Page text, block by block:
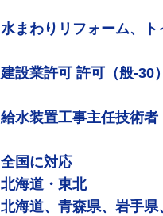
水まわりリフォーム、
建設業許可 許可（般-30）
給水装置工事主任技術者
全国に対応
北海道・東北
北海道、青森県、岩手